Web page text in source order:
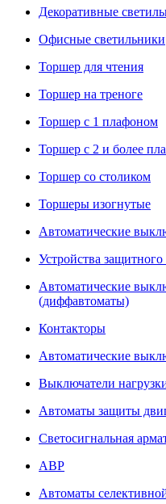
Декоративные
Офисные светильники
Торшер для чтения
Торшер на треноге
Торшер с 1 плафоном
Торшер с 2 и более
Торшер со столиком
Торшеры изогнутые
Автоматические
Устройства
Автоматические
(диффавтоматы)
Контакторы
Автоматические
Выключатели
Автоматы защиты
Светосигнальная
АВР
Автоматы